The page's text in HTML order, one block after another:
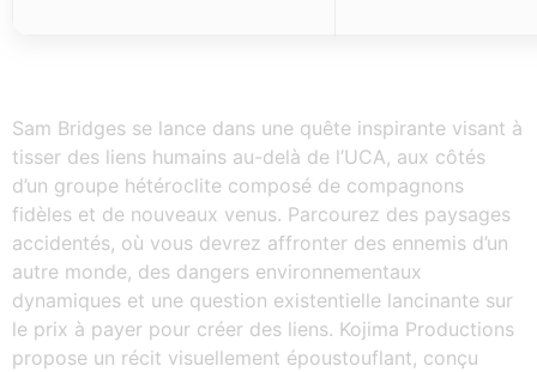
Sam Bridges se lance dans une quête inspirante visant à
tisser des liens humains au-delà de l’UCA, aux côtés
d’un groupe hétéroclite composé de compagnons
fidèles et de nouveaux venus. Parcourez des paysages
accidentés, où vous devrez affronter des ennemis d’un
autre monde, des dangers environnementaux
dynamiques et une question existentielle lancinante sur
le prix à payer pour créer des liens. Kojima Productions
propose un récit visuellement époustouflant, conçu